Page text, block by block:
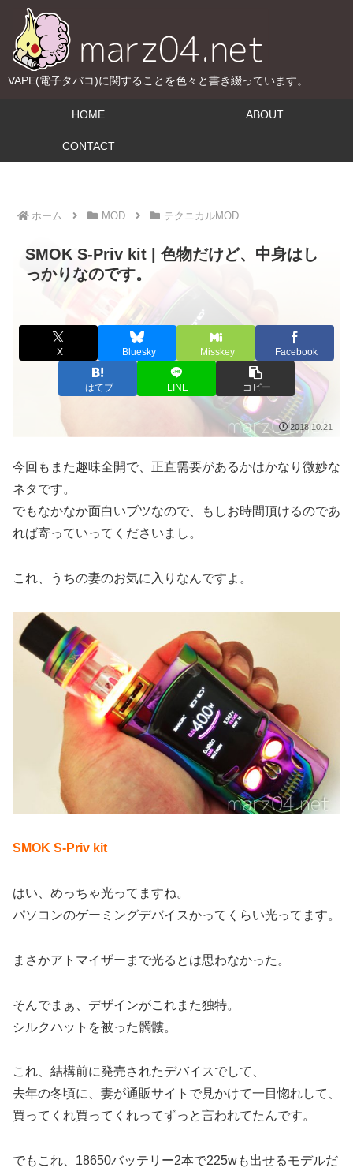
VAPE(電子タバコ)に関することを色々と書き綴っています。
HOME ABOUT
CONTACT
ホーム MOD テクニカルMOD
SMOK S-Priv kit | 色物だけど、中身はし
っかりなのです。
X Bluesky Misskey Facebook
はてブ LINE コピー
2018.10.21
今回もまた趣味全開で、正直需要があるかはかなり微妙な
ネタです。
でもなかなか面白いブツなので、もしお時間頂けるのであ
れば寄っていってくださいまし。
これ、うちの妻のお気に入りなんですよ。
SMOK S-Priv kit
はい、めっちゃ光ってますね。
パソコンのゲーミングデバイスかってくらい光ってます。
まさかアトマイザーまで光るとは思わなかった。
そんでまぁ、デザインがこれまた独特。
シルクハットを被った髑髏。
これ、結構前に発売されたデバイスでして、
去年の冬頃に、妻が通販サイトで見かけて一目惚れして、
買ってくれ買ってくれってずっと言われてたんです。
でもこれ、18650バッテリー2本で225wも出せるモデルだ